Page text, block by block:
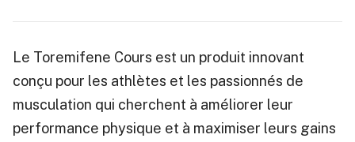
Le Toremifene Cours est un produit innovant
conçu pour les athlètes et les passionnés de
musculation qui cherchent à améliorer leur
performance physique et à maximiser leurs gains